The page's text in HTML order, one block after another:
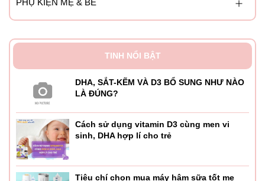
TINH NỔI BẬT
DHA, SẮT-KẼM VÀ D3 BỔ SUNG NHƯ NÀO
LÀ ĐÚNG?
Cách sử dụng vitamin D3 cùng men vi
sinh, DHA hợp lí cho trẻ
Tiêu chí chọn mua máy hâm sữa tốt mẹ